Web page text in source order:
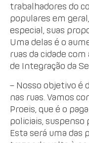
trabalhadores do
populares em
especial, suas
Uma delas é o
ruas da cidade com
de Integração da
– Nosso objetivo é
nas ruas. Vamos
Proeis, que é o
policiais, suspenso
Esta será uma das